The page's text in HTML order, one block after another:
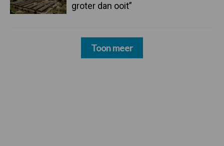
groter dan ooit”
Toon meer